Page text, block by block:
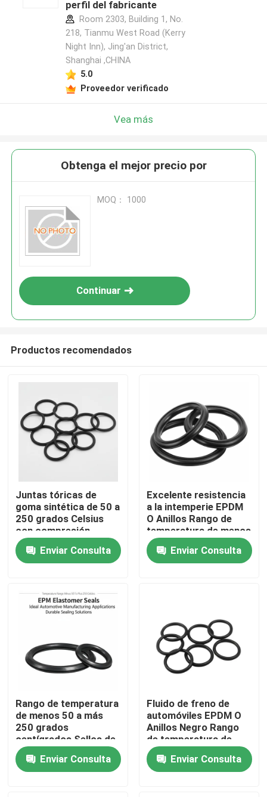
Inicio
Productos
perfil del fabricante
Room 2303, Building 1, No.
218, Tianmu West Road (Kerry
Night Inn), Jing'an District,
Shanghai ,CHINA
5.0
Proveedor verificado
Vea más
Obtenga el mejor precio por
MOQ： 1000
Continuar
Productos recomendados
Juntas tóricas de
goma sintética de 50 a
250 grados Celsius
con compresión
permanente del 35 por
ciento, diseñadas para
un sellado duradero
Enviar Consulta
Excelente resistencia
a la intemperie EPDM
O Anillos Rango de
temperatura de menos
50 a 250 grados
centígrados con una
resistencia superior a
Enviar Consulta
Rango de temperatura
de menos 50 a más
250 grados
centígrados Sellos de
elastómeros EPDM
Ideal para
aplicaciones de
Enviar Consulta
Fluido de freno de
automóviles EPDM O
Anillos Negro Rango
de temperatura de
menos 50 a 250
grados Elementos de
sellado para sistemas
Enviar Consulta